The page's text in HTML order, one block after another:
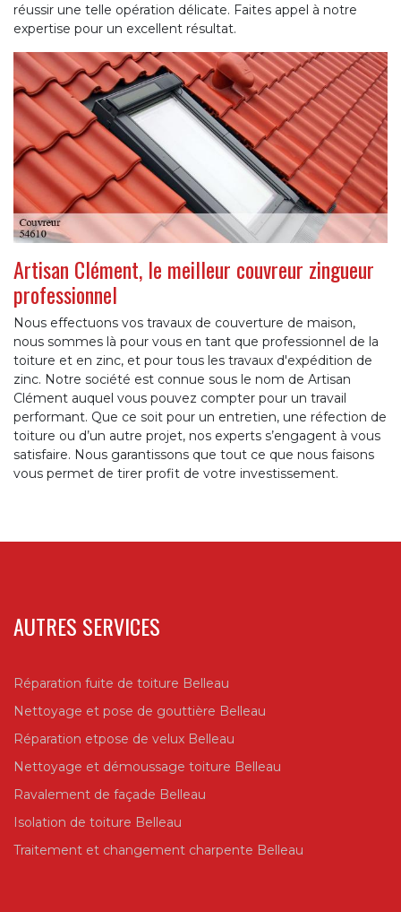
réussir une telle opération délicate. Faites appel à notre
expertise pour un excellent résultat.
Artisan Clément, le meilleur couvreur zingueur
professionnel
Nous effectuons vos travaux de couverture de maison,
nous sommes là pour vous en tant que professionnel de la
toiture et en zinc, et pour tous les travaux d'expédition de
zinc. Notre société est connue sous le nom de Artisan
Clément auquel vous pouvez compter pour un travail
performant. Que ce soit pour un entretien, une réfection de
toiture ou d’un autre projet, nos experts s’engagent à vous
satisfaire. Nous garantissons que tout ce que nous faisons
vous permet de tirer profit de votre investissement.
AUTRES SERVICES
Réparation fuite de toiture Belleau
Nettoyage et pose de gouttière Belleau
Réparation etpose de velux Belleau
Nettoyage et démoussage toiture Belleau
Ravalement de façade Belleau
Isolation de toiture Belleau
Traitement et changement charpente Belleau